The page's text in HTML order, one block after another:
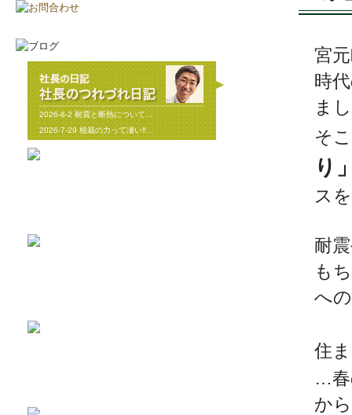
宮
時
ま
そ
り
ス
耐
も
へ
住
…春
か
2026-8-2耐震と断熱について...
2026-7-29植栽の力って凄い‼...